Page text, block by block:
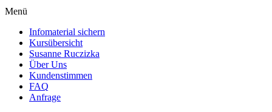
Menü
Infomaterial sichern
Kursübersicht
Susanne Ruczizka
Über Uns
Kundenstimmen
FAQ
Anfrage